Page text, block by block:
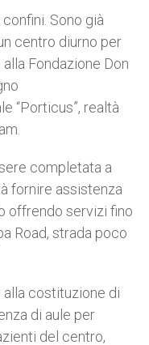
Sono già
centro diurno per
Fondazione Don
“Porticus”, realtà
completata a
fornire assistenza
offrendo servizi fino
Road, strada poco
costituzione di
di aule per
del centro,